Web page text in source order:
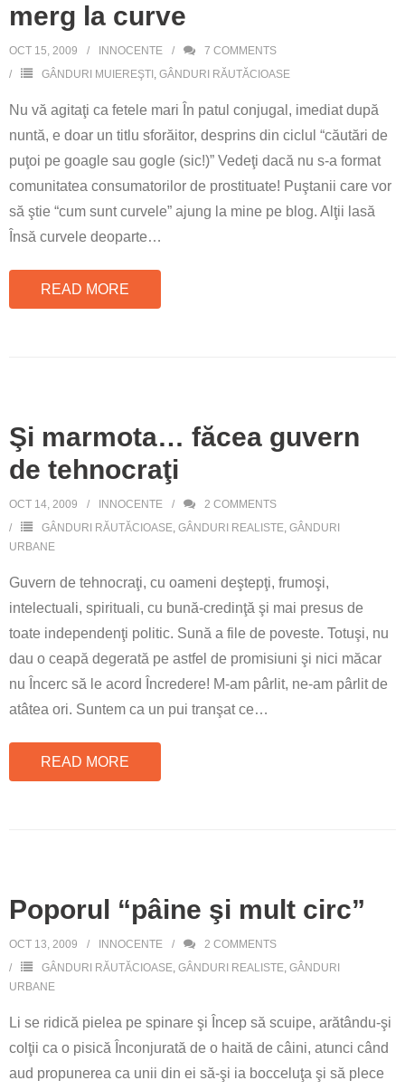
merg la curve
OCT 15, 2009 INNOCENTE 7 COMMENTS
GÂNDURI MUIEREŞTI , GÂNDURI RĂUTĂCIOASE
Nu vă agitaţi ca fetele mari În patul conjugal, imediat după
nuntă, e doar un titlu sforăitor, desprins din ciclul “căutări de
puţoi pe goagle sau gogle (sic!)” Vedeţi dacă nu s-a format
comunitatea consumatorilor de prostituate! Puştanii care vor
să ştie “cum sunt curvele” ajung la mine pe blog. Alţii lasă
Însă curvele deoparte…
READ MORE
Şi marmota… făcea guvern
de tehnocraţi
OCT 14, 2009 INNOCENTE 2 COMMENTS
GÂNDURI RĂUTĂCIOASE, GÂNDURI REALISTE, GÂNDURI
URBANE
Guvern de tehnocraţi, cu oameni deştepţi, frumoşi,
intelectuali, spirituali, cu bună-credinţă şi mai presus de
toate independenţi politic. Sună a file de poveste. Totuşi, nu
dau o ceapă degerată pe astfel de promisiuni şi nici măcar
nu Încerc să le acord Încredere! M-am pârlit, ne-am pârlit de
atâtea ori. Suntem ca un pui tranşat ce…
READ MORE
Poporul “pâine şi mult circ”
OCT 13, 2009 INNOCENTE 2 COMMENTS
GÂNDURI RĂUTĂCIOASE, GÂNDURI REALISTE, GÂNDURI
URBANE
Li se ridică pielea pe spinare şi Încep să scuipe, arătându-şi
colţii ca o pisică Înconjurată de o haită de câini, atunci când
aud propunerea ca unii din ei să-şi ia bocceluţa şi să plece